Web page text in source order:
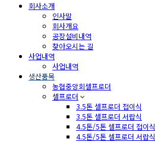
회사소개
인사말
회사개요
공장설비내역
찾아오시는 길
사업내역
사업내역
생산품목
농협중앙회셀프로더
셀프로더
3.5톤 셀프로더 접이식
3.5톤 셀프로더 서랍식
4.5톤/5톤 셀프로더 접이식
4.5톤/5톤 셀프로더 서랍식